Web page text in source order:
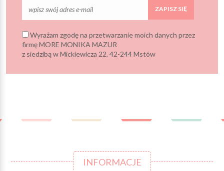
ZAPISZ SIĘ
Wyrażam zgodę na przetwarzanie moich danych przez
firmę MORE MONIKA MAZUR
z siedzibą w Mickiewicza 22, 42-244 Mstów
INFORMACJE